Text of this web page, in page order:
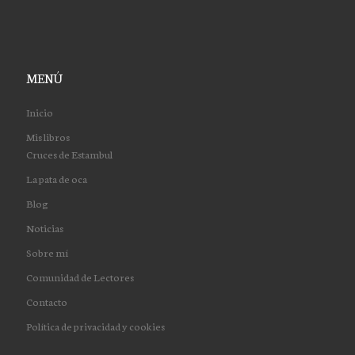
MENÚ
Inicio
Mis libros
Cruces de Estambul
La pata de oca
Blog
Noticias
Sobre mí
Comunidad de Lectores
Contacto
Política de privacidad y cookies